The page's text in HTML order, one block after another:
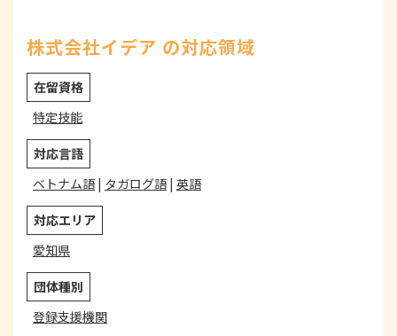
株式会社イデア の対応領域
在留資格
特定技能
対応言語
ベトナム語| タガログ語| 英語
対応エリア
愛知県
団体種別
登録支援機関